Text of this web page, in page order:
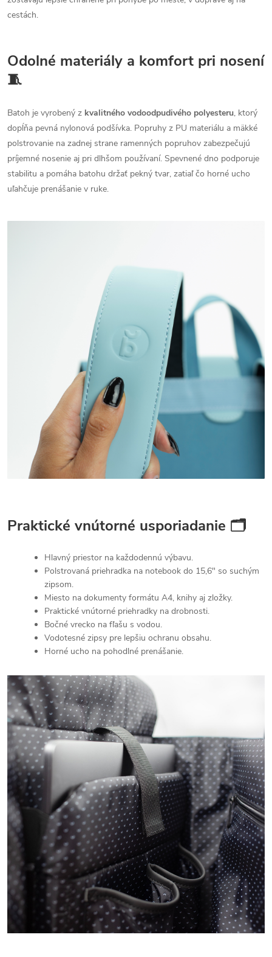
cestách.
Odolné materiály a komfort pri nosení
🧵
Batoh je vyrobený z kvalitného vodoodpudivého polyesteru, ktorý
dopĺňa pevná nylonová podšívka. Popruhy z PU materiálu a mäkké
polstrovanie na zadnej strane ramenných popruhov zabezpečujú
príjemné nosenie aj pri dlhšom používaní. Spevnené dno podporuje
stabilitu a pomáha batohu držať pekný tvar, zatiaľ čo horné ucho
uľahčuje prenášanie v ruke.
Praktické vnútorné usporiadanie 🗂
Hlavný priestor na každodennú výbavu.
Polstrovaná priehradka na notebook do 15,6" so suchým
zipsom.
Miesto na dokumenty formátu A4, knihy aj zložky.
Praktické vnútorné priehradky na drobnosti.
Bočné vrecko na fľašu s vodou.
Vodotesné zipsy pre lepšiu ochranu obsahu.
Horné ucho na pohodlné prenášanie.